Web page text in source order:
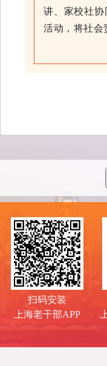
讲、家校社
活动，将社会
扫码安装
上海老干部APP